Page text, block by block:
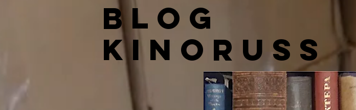
BLOG
KINORUSS